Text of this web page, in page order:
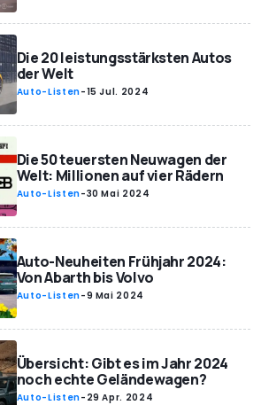
Die 20 leistungsstärksten Autos
der Welt
Auto-Listen-15 Jul. 2024
Die 50 teuersten Neuwagen der
Welt: Millionen auf vier Rädern
Auto-Listen-30 Mai 2024
Auto-Neuheiten Frühjahr 2024:
Von Abarth bis Volvo
Auto-Listen-9 Mai 2024
Übersicht: Gibt es im Jahr 2024
noch echte Geländewagen?
Auto-Listen- 29 Apr. 2024